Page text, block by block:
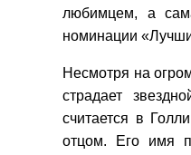
любимцем, а
номинации
Несмотря на
страдает
считается в
отцом. Его имя